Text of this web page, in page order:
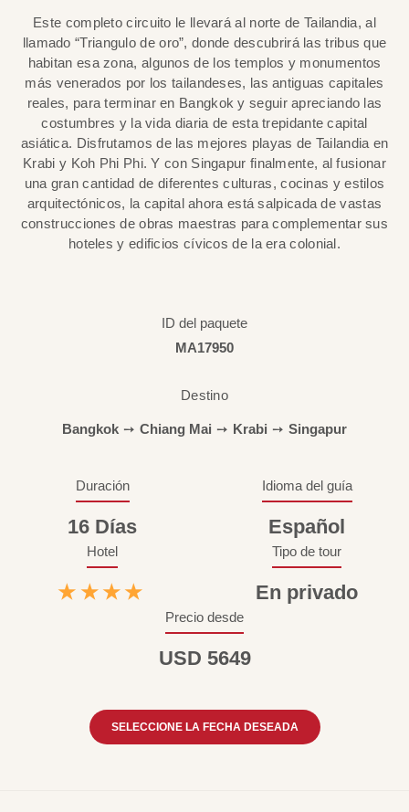
Este completo circuito le llevará al norte de Tailandia, al
llamado “Triangulo de oro”, donde descubrirá las tribus que
habitan esa zona, algunos de los templos y monumentos
más venerados por los tailandeses, las antiguas capitales
reales, para terminar en Bangkok y seguir apreciando las
costumbres y la vida diaria de esta trepidante capital
asiática. Disfrutamos de las mejores playas de Tailandia en
Krabi y Koh Phi Phi. Y con Singapur finalmente, al fusionar
una gran cantidad de diferentes culturas, cocinas y estilos
arquitectónicos, la capital ahora está salpicada de vastas
construcciones de obras maestras para complementar sus
hoteles y edificios cívicos de la era colonial.
ID del paquete
MA17950
Destino
Bangkok ➙ Chiang Mai ➙ Krabi ➙ Singapur
Duración
16 Días
Idioma del guía
Español
Hotel
★★★★
Tipo de tour
En privado
Precio desde
USD 5649
SELECCIONE LA FECHA DESEADA